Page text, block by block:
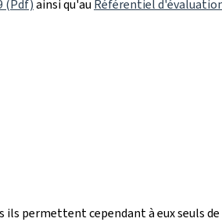
(Pdf)ainsi qu'au Référentiel
permettent cependant à eux seuls